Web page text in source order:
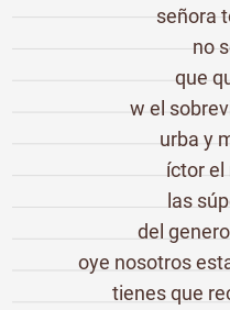
señora
no
que
w el
urba y
íctor el
las
del
oye nosotros
tienes que